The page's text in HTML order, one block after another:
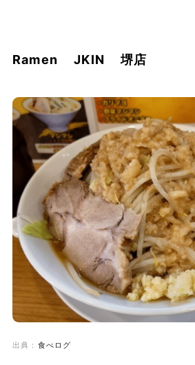
Ramen JKIN 堺店
出典： 食べログ